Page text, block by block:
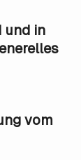
und in
vom